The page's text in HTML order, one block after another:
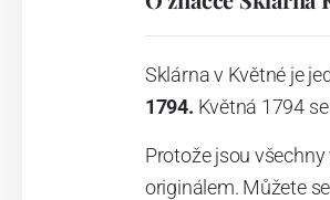
Sklárna v Květné je
1794. Květná 1794
Protože jsou
originálem. Můžete